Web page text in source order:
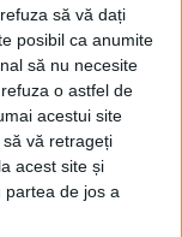
să vă dați
posibil ca anumite
să nu necesite
o astfel de
acestui site
vă retrageți
acest site și
partea de jos a
SĂ NE URMĂRIȚI